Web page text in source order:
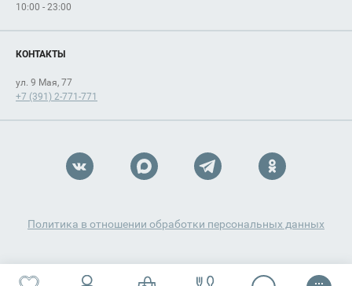
10:00 - 23:00
КОНТАКТЫ
ул. 9 Мая, 77
+7 (391) 2-771-771
Политика в отношении обработки персональных данных